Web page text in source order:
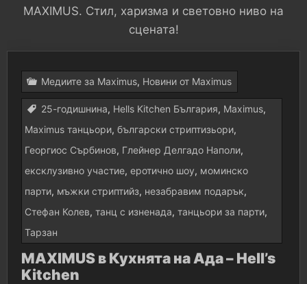
MAXIMUS. Стил, харизма и световно ниво на
сцената!
Медиите за Maximus, Новини от Maximus
25-годишнина, Hells Kitchen България, Maximus,
Maximus танцьори, български стриптизьори,
Георгиос Сърбинов, Глейнер Делгадо Наполи,
ексклузивно участие, еротично шоу, моминско
парти, мъжки стриптийз, незабравим подарък,
Стефан Колев, танц с изненада, танцьори за парти,
Тарзан
MAXIMUS в Кухнята на Ада – Hell’s
Kitchen